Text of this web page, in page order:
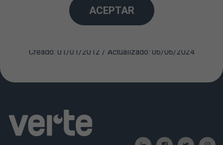
está contraindicado el uso de las lentes de contacto,
ya que se podría favorecer la aparición de una
complicación corneal grave.
Creado: 01/01/2012 / Actualizado: 06/06/2024
ACEPTAR